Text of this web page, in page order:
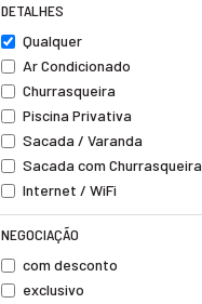
DETALHES
Qualquer
Ar Condicionado
Churrasqueira
Piscina Privativa
Sacada / Varanda
Sacada com Churrasqueira
Internet / WiFi
NEGOCIAÇÃO
com desconto
exclusivo